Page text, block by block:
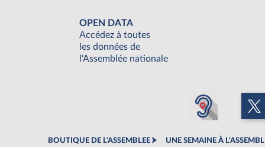
OPEN DATA
Accédez à toutes
les données de
l'Assemblée nationale
BOUTIQUE DE L'ASSEMBLEE UNE SEMAINE À